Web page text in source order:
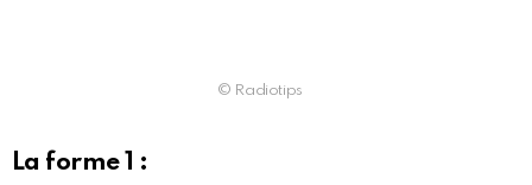
© Radiotips
La forme 1 :